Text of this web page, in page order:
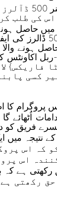
جب
کی طلب
حاصل ہونے
ہونے
{انسٹا
کسی
فریق کو
نتیجہ میں
کہ اس
اس
رکھتی ہے کہ